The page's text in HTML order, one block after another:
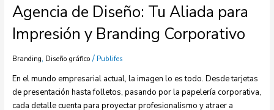
Agencia de Diseño: Tu Aliada para
Impresión y Branding Corporativo
Branding, Diseño gráfico/ Publifes
En el mundo empresarial actual, la imagen lo es todo. Desde tarjetas
de presentación hasta folletos, pasando por la papelería corporativa,
cada detalle cuenta para proyectar profesionalismo y atraer a